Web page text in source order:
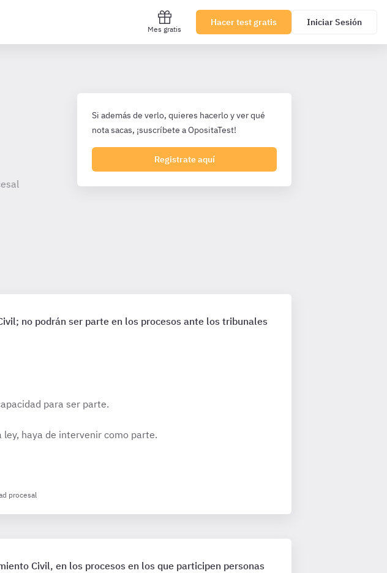
Mes gratis
Hacer test gratis Iniciar Sesión
Si además de verlo, quieres hacerlo y ver qué
nota sacas, ¡suscríbete a OpositaTest!
Registrate aquí
no podrán ser parte en los procesos ante los tribunales
para ser parte.
haya de intervenir como parte.
procesal
Civil, en los procesos en los que participen personas